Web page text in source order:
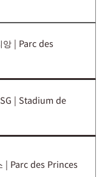
앙 | Parc des
| Stadium de
| Parc des Princes